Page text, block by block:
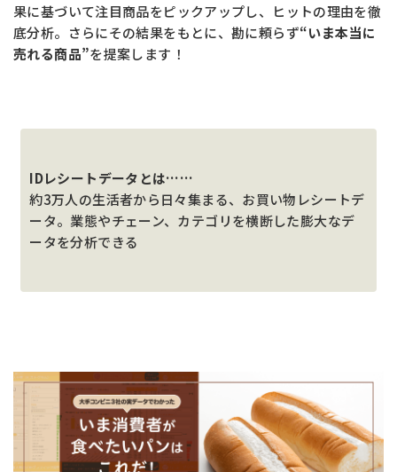
ミヨシ油脂 コーポレートサイト
粉末油脂ラード不足植物性ミルク食感改良
お問い合わせ
果に基づいて注目商品をピックアップし、ヒットの理由を徹
底分析。さらにその結果をもとに、勘に頼らず“いま本当に
売れる商品”を提案します！
IDレシートデータとは……
約3万人の生活者から日々集まる、お買い物レシートデ
ータ。業態やチェーン、カテゴリを横断した膨大なデ
ータを分析できる